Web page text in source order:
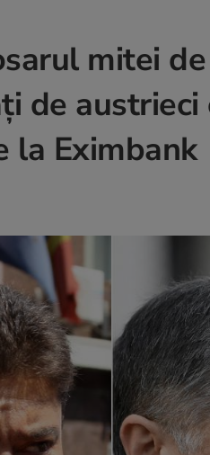
mitei
de austrieci
la Eximbank